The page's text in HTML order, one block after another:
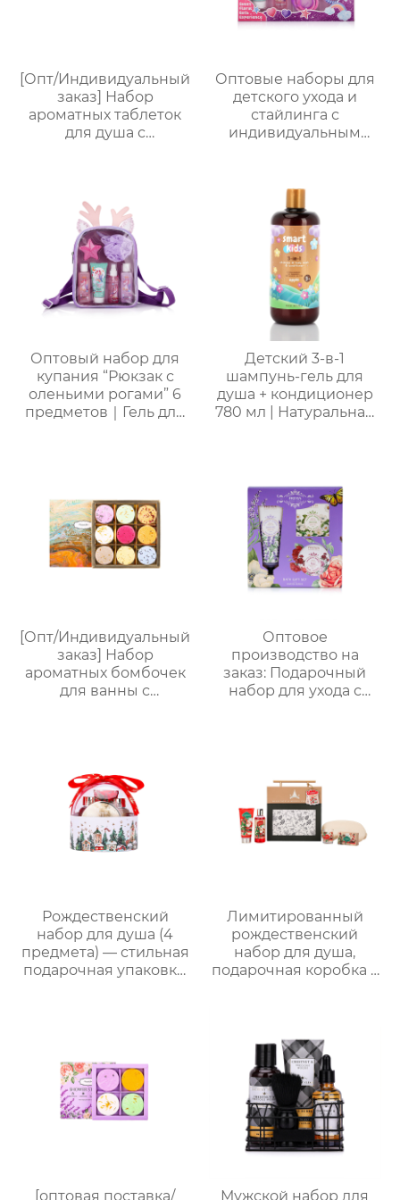
[Опт/Индивидуальный
заказ] Набор
ароматных таблеток
для душа с
Разные цвета
(лаванда/роза/кокос-
мята и др.) |
Подарочные наборы
для отелей и SPA
Оптовые наборы для
детского ухода и
стайлинга с
индивидуальным
｜70 мл скраб с
молочно-медовым
ароматом + 60 мл
волшебный спрей +
радужные заколки-
накладки｜Купание
весело × артефакт
костюм для
вечеринки
Оптовый набор для
купания “Рюкзак с
оленьими рогами” 6
предметов｜Гель для
бомбочка для ванны
“Пятиконечная
звезда” 50 г и пенная
мочалка “Единорог”
для активной пены｜
Детский 3-в-1
шампунь-гель для
душа + кондиционер
780 мл | Натуральная
морская соль) | 2-в-1
для купания
младенцев
[Опт/Индивидуальный
заказ] Набор
ароматных бомбочек
для ванны с
Разноцветные
варианты (лаванда/
роза/кокос-мята и др.)
| Подарочные наборы
для отелей и SPA
Оптовое
производство на
заказ: Подарочный
набор для ухода с
для расслабления
женщин, мам и
подруг.
Рождественский
набор для душа (4
предмета) — стильная
подарочная упаковка,
Лимитированный
рождественский
набор для душа,
подарочная коробка с
коллекция из 5
предметов
[оптовая поставка/
Мужской набор для